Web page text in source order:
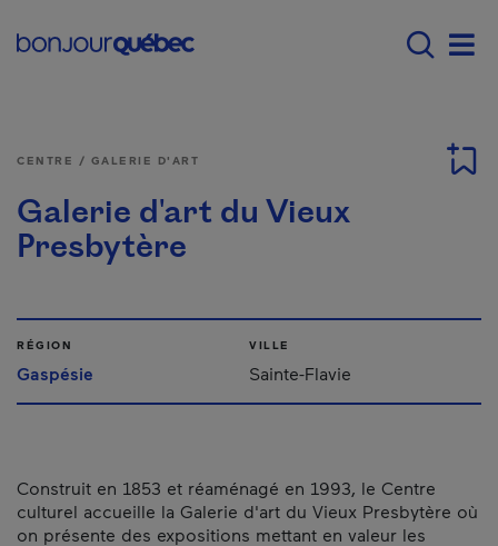
Main navigation -
CENTRE / GALERIE D'ART
Galerie d'art du Vieux
Presbytère
RÉGION
Gaspésie
VILLE
Sainte-Flavie
Construit en 1853 et réaménagé en 1993, le Centre
culturel accueille la Galerie d'art du Vieux Presbytère où
on présente des expositions mettant en valeur les